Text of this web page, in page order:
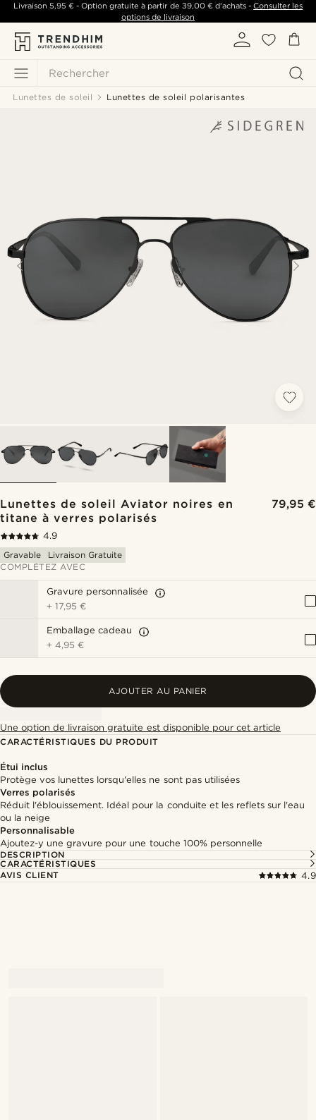
Rechercher
Livraison 5,95 €- Option gratuite à partir de 39,00 €d'achats -Consulter les
options de livraison
Lunettes de soleil Lunettes de soleil polarisantes
Lunettes de soleil Aviator noires en
titane à verres polarisés
79,95 €
4.9
Gravable
Livraison Gratuite
COMPLÉTEZ AVEC
Gravure personnalisée
+17,95 €
Emballage cadeau
+4,95 €
AJOUTER AU PANIER
Une option de livraison gratuite est disponible pour cet article
CARACTÉRISTIQUES DU PRODUIT
Étui inclus
Protège vos lunettes lorsqu'elles ne sont pas utilisées
Verres polarisés
Réduit l'éblouissement. Idéal pour la conduite et les reflets sur l'eau
ou la neige
Personnalisable
Ajoutez-y une gravure pour une touche 100% personnelle
DESCRIPTION
CARACTÉRISTIQUES
AVIS CLIENT
4.9